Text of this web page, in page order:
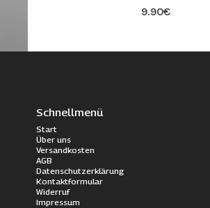
9.90€
Schnellmenü
Start
Über uns
Versandkosten
AGB
Datenschutzerklärung
Kontaktformular
Widerruf
Impressum